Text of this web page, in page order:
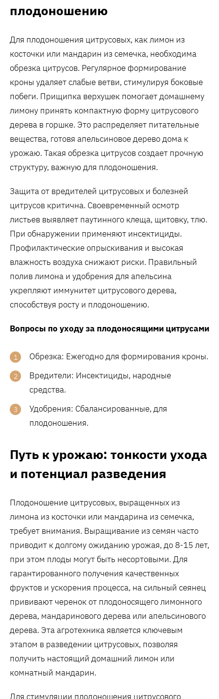
плодоношению
Для плодоношения цитрусовых, как лимон из
косточки или мандарин из семечка, необходима
обрезка цитрусов. Регулярное формирование
кроны удаляет слабые ветви, стимулируя боковые
побеги. Прищипка верхушек помогает домашнему
лимону принять компактную форму цитрусового
дерева в горшке. Это распределяет питательные
вещества, готовя апельсиновое дерево дома к
урожаю. Такая обрезка цитрусов создает прочную
структуру, важную для плодоношения.
Защита от вредителей цитрусовых и болезней
цитрусов критична. Своевременный осмотр
листьев выявляет паутинного клеща, щитовку, тлю.
При обнаружении применяют инсектициды.
Профилактические опрыскивания и высокая
влажность воздуха снижают риски. Правильный
полив лимона и удобрения для апельсина
укрепляют иммунитет цитрусового дерева,
способствуя росту и плодоношению.
Вопросы по уходу за плодоносящими цитрусами
Обрезка: Ежегодно для формирования кроны.
Вредители: Инсектициды, народные
средства.
Удобрения: Сбалансированные, для
плодоношения.
Путь к урожаю: тонкости ухода
и потенциал разведения
Плодоношение цитрусовых, выращенных из
лимона из косточки или мандарина из семечка,
требует внимания. Выращивание из семян часто
приводит к долгому ожиданию урожая, до 8-15 лет,
при этом плоды могут быть несортовыми. Для
гарантированного получения качественных
фруктов и ускорения процесса, на сильный сеянец
прививают черенок от плодоносящего лимонного
дерева, мандаринового дерева или апельсинового
дерева. Эта агротехника является ключевым
этапом в разведении цитрусовых, позволяя
получить настоящий домашний лимон или
комнатный мандарин.
Для стимуляции плодоношения цитрусового